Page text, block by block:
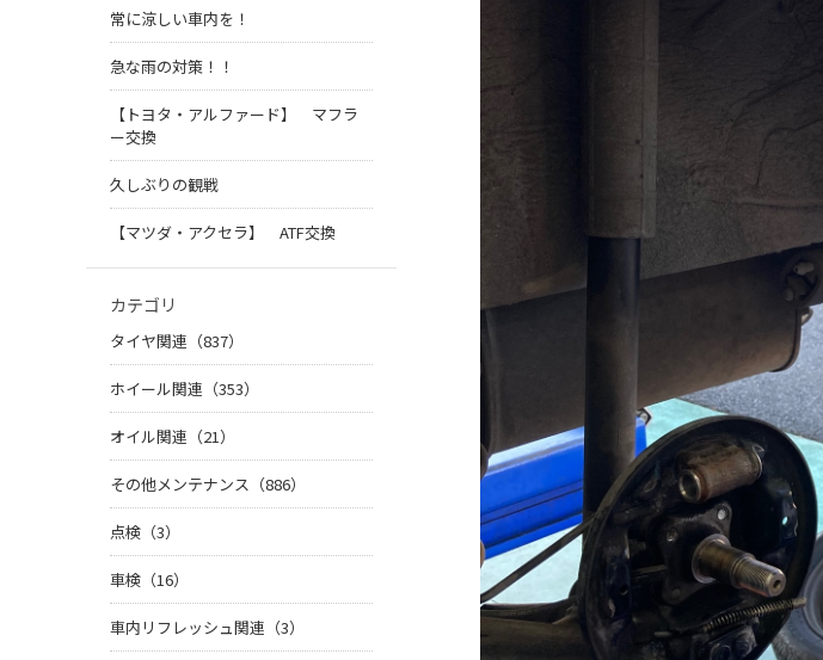
常に涼しい車内を！
急な雨の対策！！
【トヨタ・アルファード】 マフラ
ー交換
久しぶりの観戦
【マツダ・アクセラ】 ATF交換
カテゴリ
タイヤ関連（837）
ホイール関連（353）
オイル関連（21）
その他メンテナンス（886）
点検（3）
車検（16）
車内リフレッシュ関連（3）